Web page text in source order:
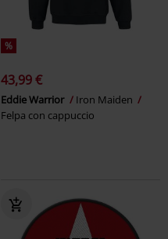
%
43,99 €
Eddie Warrior
Iron Maiden
Felpa con cappuccio